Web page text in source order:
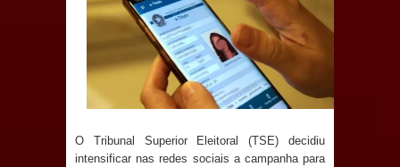
dentro do mês trabalhado e injeta R$
12 milhões na economia
Prefeitura de Sapé desenvolve ações
revitalizar Memorial Augusto dos
O Tribunal Superior Eleitoral (TSE) decidiu
intensificar nas redes sociais a campanha para